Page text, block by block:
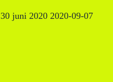
30 juni 2020 2020-09-07